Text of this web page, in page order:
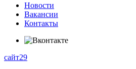
Новости
Вакансии
Контакты
сайт29